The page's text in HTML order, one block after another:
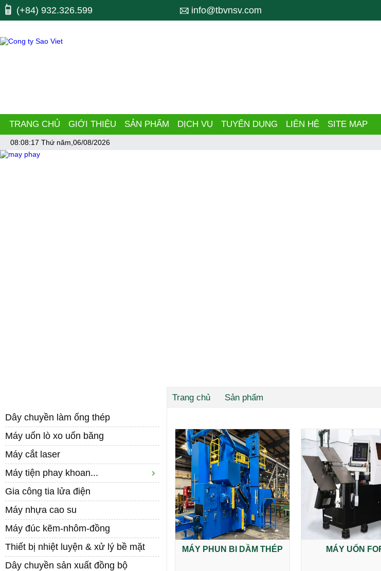
Máy công cụ, may cong cu, CNC, máy cnc, trung tam gia cong, ttgc, trung tâm gia công, CNC lathe, CNC Milling,
dây chuyền làm ống, pipe.
(+84) 932.326.599 info@tbvnsv.com
TRANG CHỦ GIỚI THIỆU SẢN PHẨM DỊCH VỤ TUYỂN DỤNG LIÊN HỆ SITE MAP
08:08:17 Thứ năm,06/08/2026
Dây chuyền làm ống thép
Máy uốn lò xo uốn băng
Máy cắt laser
Máy tiện phay khoan...
Gia công tia lửa điện
Máy nhựa cao su
Máy đúc kẽm-nhôm-đồng
Thiết bị nhiệt luyện & xử lý bề mặt
Dây chuyền sản xuất đồng bộ
Trang chủ Sản phẩm
MÁY PHUN BI DẦM THÉP MÁY UỐN